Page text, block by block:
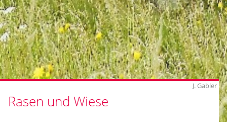
Rasen und Wiese
J. Gabler